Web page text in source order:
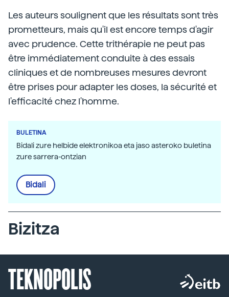
Les auteurs soulignent que les résultats sont très
prometteurs, mais qu'il est encore temps d'agir
avec prudence. Cette trithérapie ne peut pas
être immédiatement conduite à des essais
cliniques et de nombreuses mesures devront
être prises pour adapter les doses, la sécurité et
l'efficacité chez l'homme.
BULETINA
Bidali zure helbide elektronikoa eta jaso asteroko buletina
zure sarrera-ontzian
Bidali
Bizitza
TEKNOPOLIS